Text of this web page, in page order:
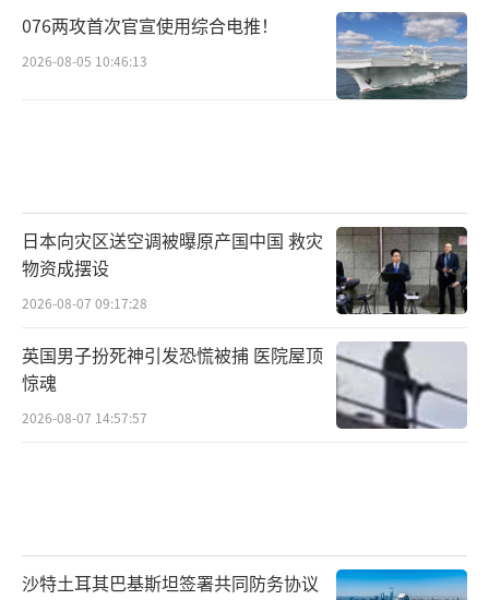
076两攻首次官宣使用综合电推！
2026-08-05 10:46:13
日本向灾区送空调被曝原产国中国 救灾
物资成摆设
2026-08-07 09:17:28
英国男子扮死神引发恐慌被捕 医院屋顶
惊魂
2026-08-07 14:57:57
沙特土耳其巴基斯坦签署共同防务协议